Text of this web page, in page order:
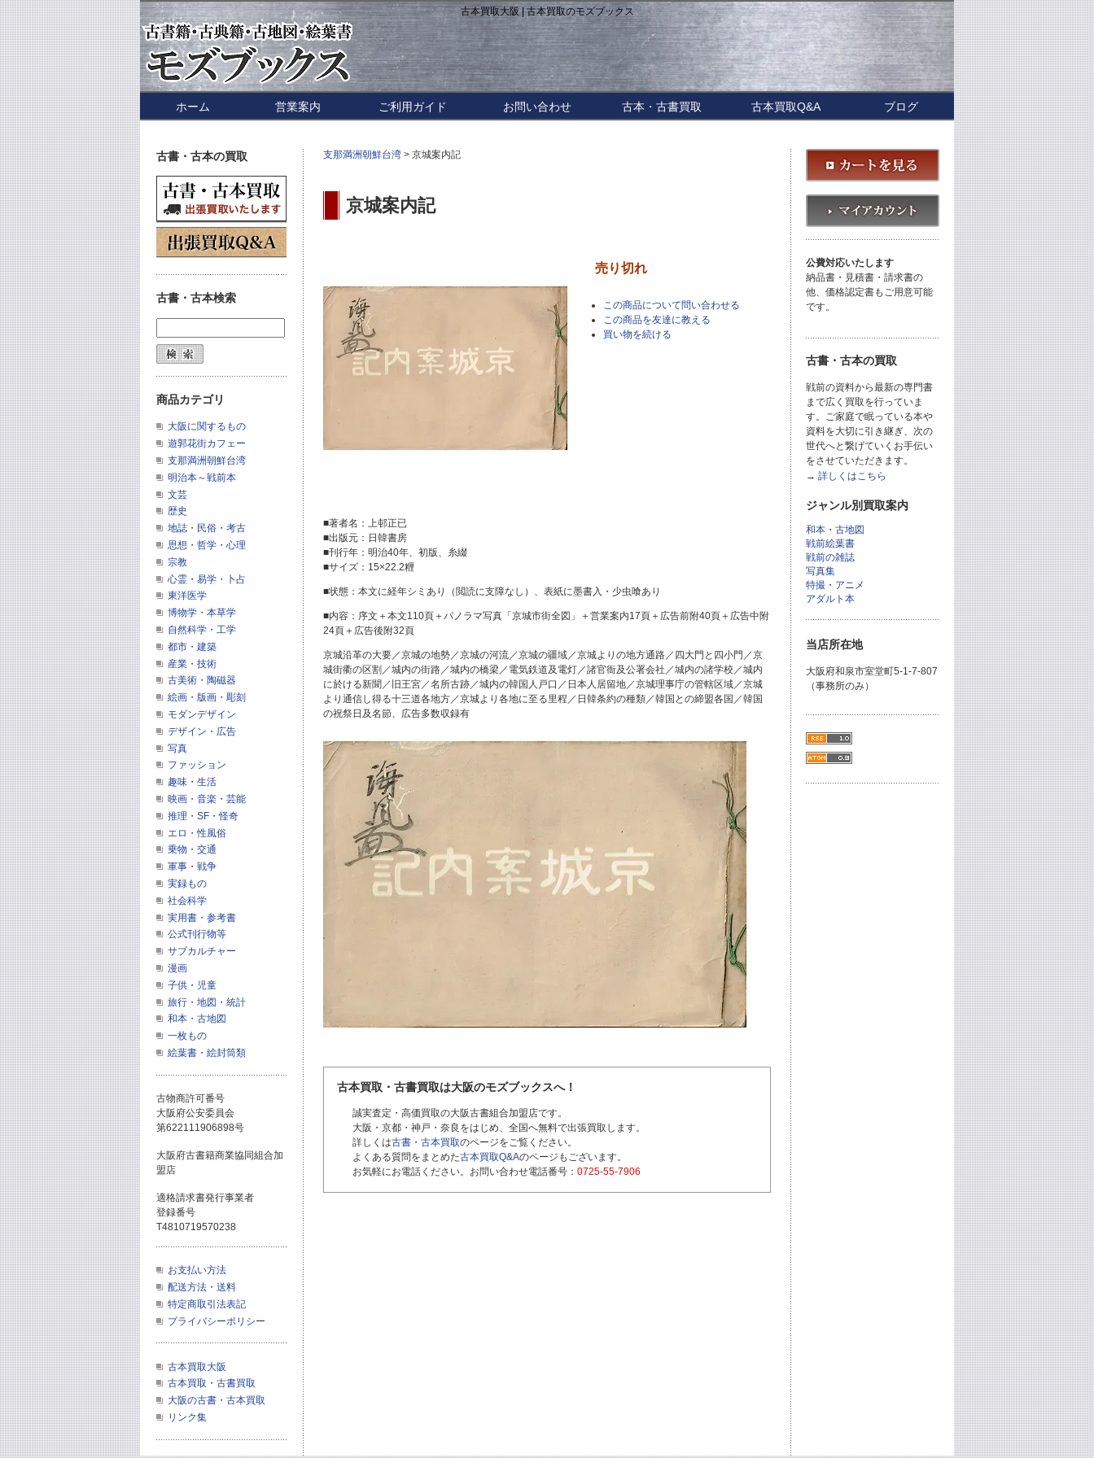
古本買取大阪 | 古本買取のモズブックス
ホーム 営業案内 ご利用ガイド お問い合わせ 古本・古書買取 古本買取Q&A ブログ
支那満洲朝鮮台湾 > 京城案内記
京城案内記
売り切れ
この商品について問い合わせる
この商品を友達に教える
買い物を続ける
■著者名：上邨正已
■出版元：日韓書房
■刊行年：明治40年、初版、糸綴
■サイズ：15×22.2糎
■状態：本文に経年シミあり（閲読に支障なし）、表紙に墨書入・少虫喰あり
■内容：序文＋本文110頁＋パノラマ写真「京城市街全図」＋営業案内17頁＋広告前附40頁＋広告中附
24頁＋広告後附32頁
京城沿革の大要／京城の地勢／京城の河流／京城の疆域／京城よりの地方通路／四大門と四小門／京
城街衢の区割／城内の街路／城内の橋梁／電気鉄道及電灯／諸官衙及公署会社／城内の諸学校／城内
に於ける新聞／旧王宮／名所古跡／城内の韓国人戸口／日本人居留地／京城理事庁の管轄区域／京城
より通信し得る十三道各地方／京城より各地に至る里程／日韓条約の種類／韓国との締盟各国／韓国
の祝祭日及名節、広告多数収録有
古本買取・古書買取は大阪のモズブックスへ！
誠実査定・高価買取の大阪古書組合加盟店です。
大阪・京都・神戸・奈良をはじめ、全国へ無料で出張買取します。
詳しくは古書・古本買取のページをご覧ください。
よくある質問をまとめた古本買取Q&Aのページもございます。
お気軽にお電話ください。お問い合わせ電話番号： 0725-55-7906
古書・古本の買取
古書・古本検索
商品カテゴリ
大阪に関するもの
遊郭花街カフェー
支那満洲朝鮮台湾
明治本～戦前本
文芸
歴史
地誌・民俗・考古
思想・哲学・心理
宗教
心霊・易学・卜占
東洋医学
博物学・本草学
自然科学・工学
都市・建築
産業・技術
古美術・陶磁器
絵画・版画・彫刻
モダンデザイン
デザイン・広告
写真
ファッション
趣味・生活
映画・音楽・芸能
推理・SF・怪奇
エロ・性風俗
乗物・交通
軍事・戦争
実録もの
社会科学
実用書・参考書
公式刊行物等
サブカルチャー
漫画
子供・児童
旅行・地図・統計
和本・古地図
一枚もの
絵葉書・絵封筒類
古物商許可番号
大阪府公安委員会
第622111906898号
大阪府古書籍商業協同組合加
盟店
適格請求書発行事業者
登録番号
T4810719570238
お支払い方法
配送方法・送料
特定商取引法表記
プライバシーポリシー
古本買取大阪
古本買取・古書買取
大阪の古書・古本買取
リンク集
公費対応いたします
納品書・見積書・請求書の
他、価格認定書もご用意可能
です。
古書・古本の買取
戦前の資料から最新の専門書
まで広く買取を行っていま
す。ご家庭で眠っている本や
資料を大切に引き継ぎ、次の
世代へと繋げていくお手伝い
をさせていただきます。
→ 詳しくはこちら
ジャンル別買取案内
和本・古地図
戦前絵葉書
戦前の雑誌
写真集
特撮・アニメ
アダルト本
当店所在地
大阪府和泉市室堂町5-1-7-807
（事務所のみ）